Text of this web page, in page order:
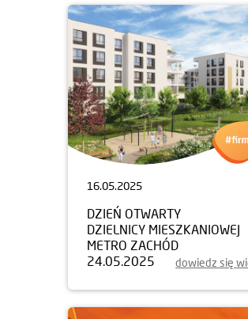
16.05.2025
DZIEŃ OTWARTY
DZIELNICY MIESZKANIOWEJ
METRO ZACHÓD
24.05.2025
dowiedz się